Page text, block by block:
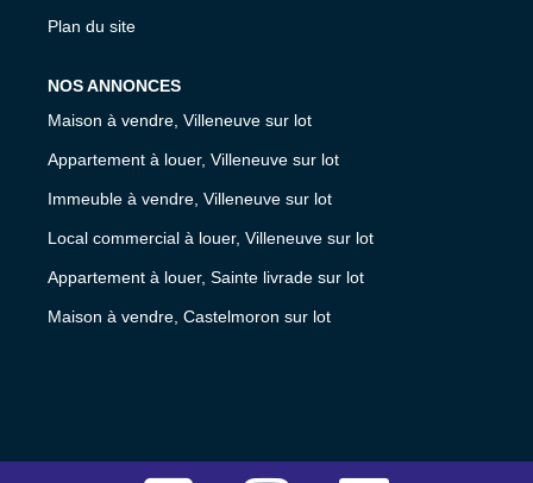
Plan du site
NOS ANNONCES
Maison à vendre, Villeneuve sur lot
Appartement à louer, Villeneuve sur lot
Immeuble à vendre, Villeneuve sur lot
Local commercial à louer, Villeneuve sur lot
Appartement à louer, Sainte livrade sur lot
Maison à vendre, Castelmoron sur lot